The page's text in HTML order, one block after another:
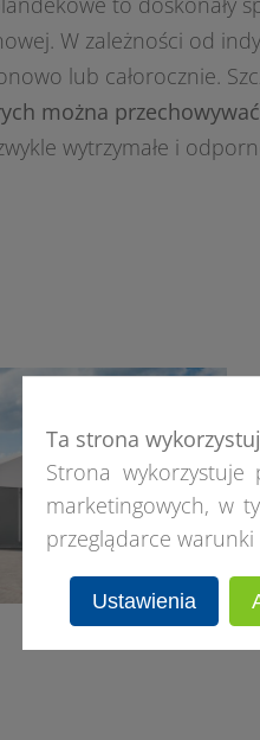
W zależności od
lub całorocznie.
można
wytrzymałe i
Ta strona
Strona wykorzystuje
marketingowych, w
przeglądarce
Ustawienia